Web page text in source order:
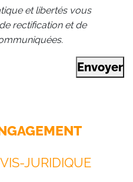
et libertés vous
rectification et de
Envoyer
JURIDIQUE